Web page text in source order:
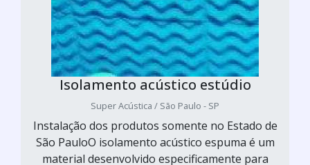
Isolamento acústico estúdio
Super Acústica / São Paulo - SP
Instalação dos produtos somente no Estado de
São PauloO isolamento acústico espuma é um
material desenvolvido especificamente para